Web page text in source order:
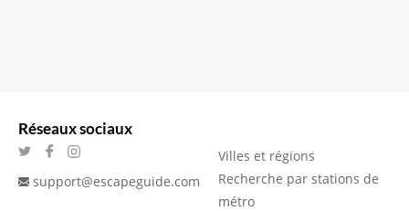
Réseaux sociaux
support@escapeguide.com
Villes et régions
Recherche par stations de
métro